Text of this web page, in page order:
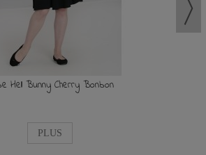
Hell Bunny Cherry Bonbon
PLUS